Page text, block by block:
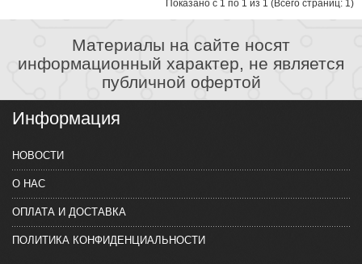
Показано с 1 по 1 из 1 (Всего страниц: 1)
Материалы на сайте носят
информационный характер, не является
публичной офертой
Информация
НОВОСТИ
О НАС
ОПЛАТА И ДОСТАВКА
ПОЛИТИКА КОНФИДЕНЦИАЛЬНОСТИ